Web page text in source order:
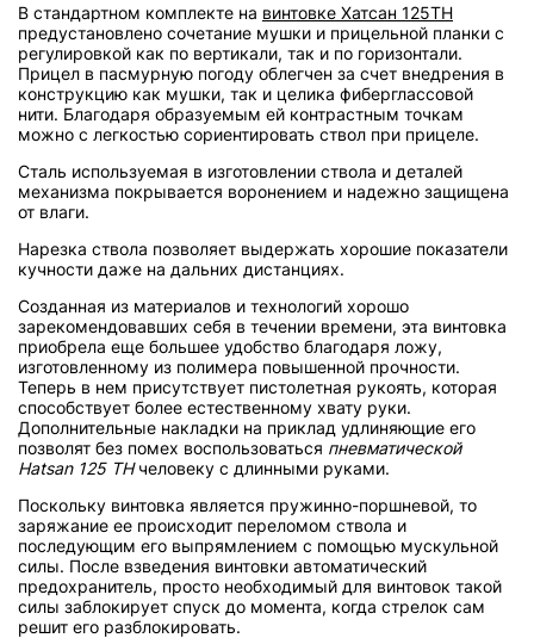
В стандартном комплекте на винтовке Хатсан 125ТН
предустановлено сочетание мушки и прицельной планки с
регулировкой как по вертикали, так и по горизонтали.
Прицел в пасмурную погоду облегчен за счет внедрения в
конструкцию как мушки, так и целика фиберглассовой
нити. Благодаря образуемым ей контрастным точкам
можно с легкостью сориентировать ствол при прицеле.
Сталь используемая в изготовлении ствола и деталей
механизма покрывается воронением и надежно защищена
от влаги.
Нарезка ствола позволяет выдержать хорошие показатели
кучности даже на дальних дистанциях.
Созданная из материалов и технологий хорошо
зарекомендовавших себя в течении времени, эта винтовка
приобрела еще большее удобство благодаря ложу,
изготовленному из полимера повышенной прочности.
Теперь в нем присутствует пистолетная рукоять, которая
способствует более естественному хвату руки.
Дополнительные накладки на приклад удлиняющие его
позволят без помех воспользоваться пневматической
Hatsan 125 TНчеловеку с длинными руками.
Поскольку винтовка является пружинно-поршневой, то
заряжание ее происходит переломом ствола и
последующим его выпрямлением с помощью мускульной
силы. После взведения винтовки автоматический
предохранитель, просто необходимый для винтовок такой
силы заблокирует спуск до момента, когда стрелок сам
решит его разблокировать.